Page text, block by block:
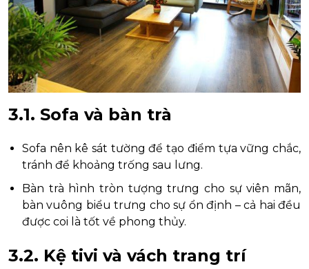
3.1. Sofa và bàn trà
Sofa nên kê sát tường để tạo điểm tựa vững chắc,
tránh để khoảng trống sau lưng.
Bàn trà hình tròn tượng trưng cho sự viên mãn,
bàn vuông biểu trưng cho sự ổn định – cả hai đều
được coi là tốt về phong thủy.
3.2. Kệ tivi và vách trang trí